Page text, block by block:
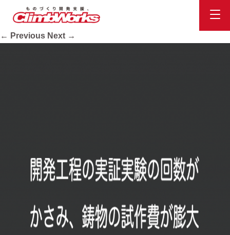
Published2020.10.16at900 × 673
← Previous Next →